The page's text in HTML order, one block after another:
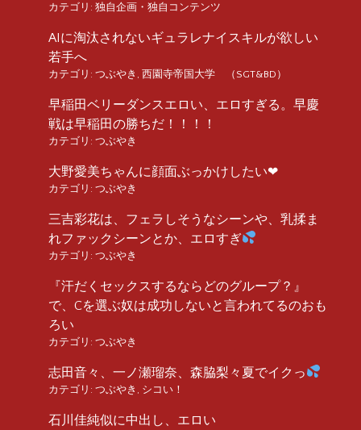
カテゴリ: 独自企画・独自コンテンツ
AIに淘汰されないギュラレナイスキルが欲しい
若手へ
カテゴリ: つぶやき 西園寺帝国大学 （SGT&BD）
早稲田ベリーダンスエロい、エロすぎる。早慶
戦は早稲田の勝ちだ！！！！
カテゴリ: つぶやき
大野愛美ちゃんに顔面ぶっかけしたい❤︎
カテゴリ: つぶやき
三吉彩花は、フェラしそうなシーンや、乳揉ま
れファックシーンとか、エロすぎ
カテゴリ: つぶやき
『汗だくセックスするならどのグループ？』
で、Cを選ぶ奴は成功しないと言われてるのおも
ろい
カテゴリ: つぶやき
志田音々、一ノ瀬瑠奈、森脇梨々夏でイクっ
カテゴリ: つぶやき シコい！
石川佳純似に中出し、エロい